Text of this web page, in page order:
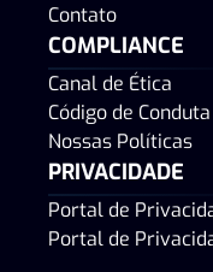
Contato
COMPLIANCE
Canal de Ética
Código de
Nossas Políticas
PRIVACIDADE
Portal de
Portal de